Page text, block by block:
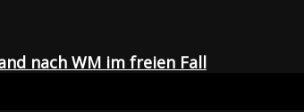
nach WM im freien Fall